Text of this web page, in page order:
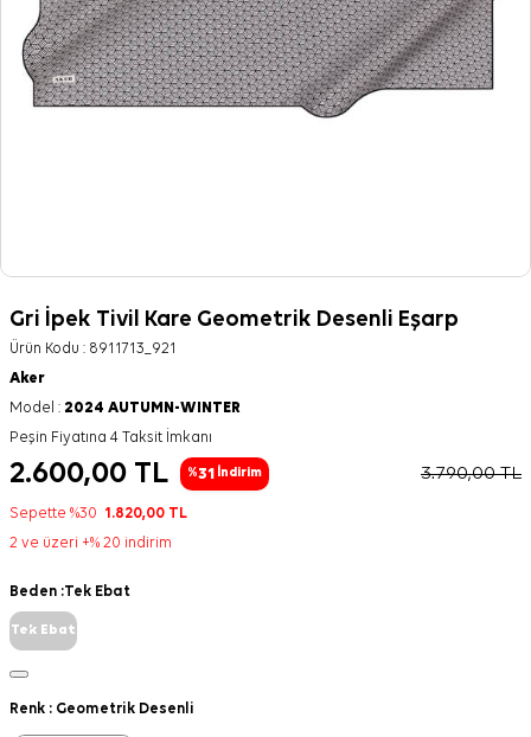
Gri İpek Tivil Kare Geometrik Desenli Eşarp
Ürün Kodu : 8911713_921
Aker
Model : 2024 AUTUMN-WINTER
Peşin Fiyatına 4 Taksit İmkanı
2.600,00 TL %31 İndirim 3.790,00TL
Sepette %30 1.820,00 TL
2 ve üzeri +% 20 indirim
Beden :Tek Ebat
Tek Ebat
Renk : Geometrik Desenli